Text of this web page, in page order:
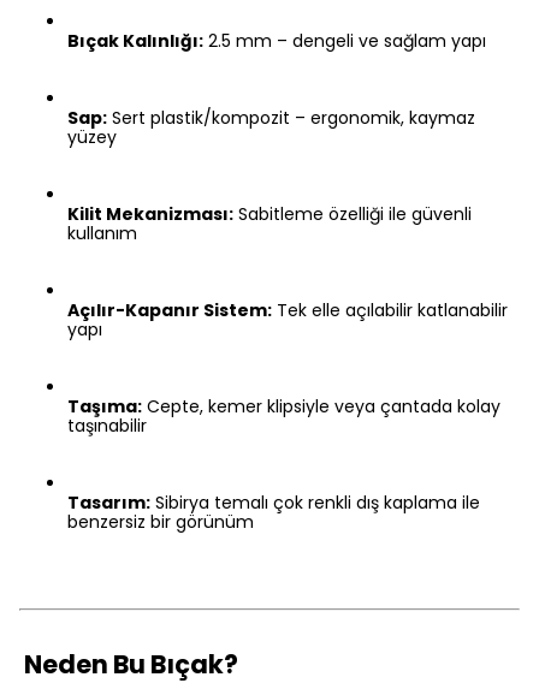
Bıçak Kalınlığı: 2.5 mm – dengeli ve sağlam yapı
Sap: Sert plastik/kompozit – ergonomik, kaymaz
yüzey
Kilit Mekanizması: Sabitleme özelliği ile güvenli
kullanım
Açılır-Kapanır Sistem: Tek elle açılabilir katlanabilir
yapı
Taşıma: Cepte, kemer klipsiyle veya çantada kolay
taşınabilir
Tasarım: Sibirya temalı çok renkli dış kaplama ile
benzersiz bir görünüm
Neden Bu Bıçak?